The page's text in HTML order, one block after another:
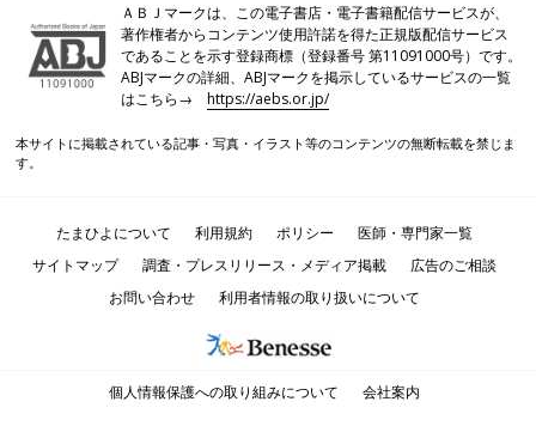
ＡＢＪマークは、この電子書店・電子書籍配信サービスが、
著作権者からコンテンツ使用許諾を得た正規版配信サービス
であることを示す登録商標（登録番号 第11091000号）です。
ABJマークの詳細、ABJマークを掲示しているサービスの一覧
はこちら→https://aebs.or.jp/
本サイトに掲載されている記事・写真・イラスト等のコンテンツの無断転載を禁じま
す。
たまひよについて 利用規約 ポリシー
医師・専門家一覧
サイトマップ
調査・プレスリリース・メディア掲載
広告のご相談
お問い合わせ
利用者情報の取り扱いについて
個人情報保護への取り組みについて 会社案内